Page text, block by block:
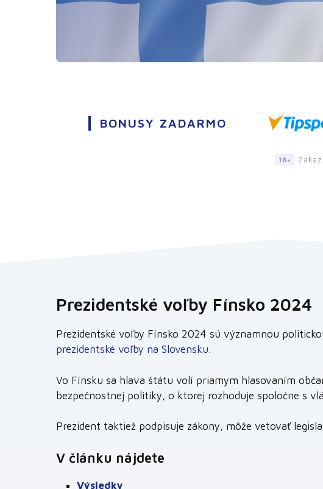
BONUSY ZADARMO
18+
Prezidentské voľby Fínsko 2024
Prezidentské voľby Fínsko 2024 sú významnou
prezidentské voľby na Slovensku.
Vo Fínsku sa hlava štátu volí priamym hlasovaním
bezpečnostnej politiky, o ktorej rozhoduje spoločne s
Prezident taktiež podpisuje zákony, môže vetovať
V článku nájdete
Výsledky